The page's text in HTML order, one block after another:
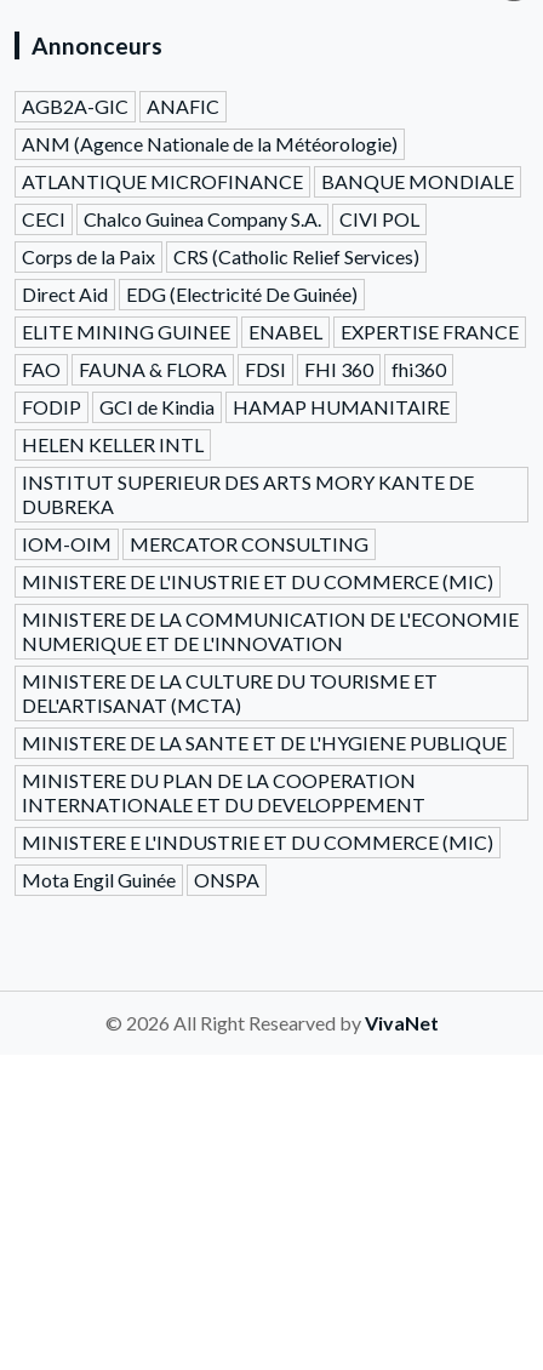
Annonceurs
AGB2A-GIC
ANAFIC
ANM (Agence Nationale de la Météorologie)
ATLANTIQUE MICROFINANCE
BANQUE MONDIALE
CECI
Chalco Guinea Company S.A.
CIVI POL
Corps de la Paix
CRS (Catholic Relief Services)
Direct Aid
EDG (Electricité De Guinée)
ELITE MINING GUINEE
ENABEL
EXPERTISE FRANCE
FAO
FAUNA & FLORA FDSI FHI 360
fhi360
FODIP
GCI de Kindia
HAMAP HUMANITAIRE
HELEN KELLER INTL
INSTITUT SUPERIEUR DES ARTS MORY KANTE DE
DUBREKA
IOM-OIM
MERCATOR CONSULTING
MINISTERE DE L'INUSTRIE ET DU COMMERCE (MIC)
MINISTERE DE LA COMMUNICATION DE L'ECONOMIE
NUMERIQUE ET DE L'INNOVATION
MINISTERE DE LA CULTURE DU TOURISME ET
DEL'ARTISANAT (MCTA)
MINISTERE DE LA SANTE ET DE L'HYGIENE PUBLIQUE
MINISTERE DU PLAN DE LA COOPERATION
INTERNATIONALE ET DU DEVELOPPEMENT
MINISTERE E L'INDUSTRIE ET DU COMMERCE (MIC)
Mota Engil Guinée
ONSPA
© 2026 All Right Researved byVivaNet